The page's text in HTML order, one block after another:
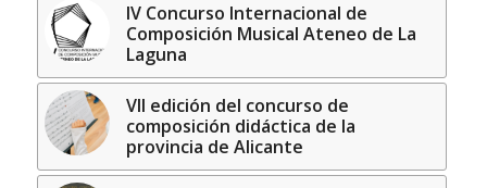
IV Concurso Internacional de
Composición Musical Ateneo de La
Laguna
VII edición del concurso de
composición didáctica de la
provincia de Alicante